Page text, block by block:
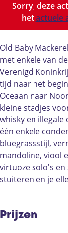
O
l
B
a
b
y
M
a
c
k
e
r
e
l
e
:
l
d
B
a
b
y
M
a
c
k
e
r
(
v
e
O
l
d
B
a
b
y
M
a
c
k
e
l
O
l
B
a
b
y
M
a
c
k
e
r
e
l
K
i
v
:
O
l
d
B
a
b
y
M
a
c
k
Sorry, deze
hetactuele
Old Baby
met enkele van
Verenigd
tijd naar het
Oceaan naar
kleine stadjes
whisky en
één enkele
bluegrassstijl,
mandoline, viool
virtuoze solo's en
stuiteren en je
Prijzen